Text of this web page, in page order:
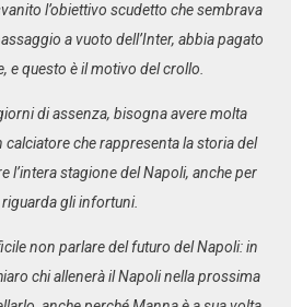
l’obiettivo scudetto che sembrava
a vuoto dell’Inter, abbia pagato
e questo è il motivo del crollo.
di assenza, bisogna avere molta
che rappresenta la storia del
l’intera stagione del Napoli, anche per
gli infortuni.
non parlare del futuro del Napoli: in
chi allenerà il Napoli nella prossima